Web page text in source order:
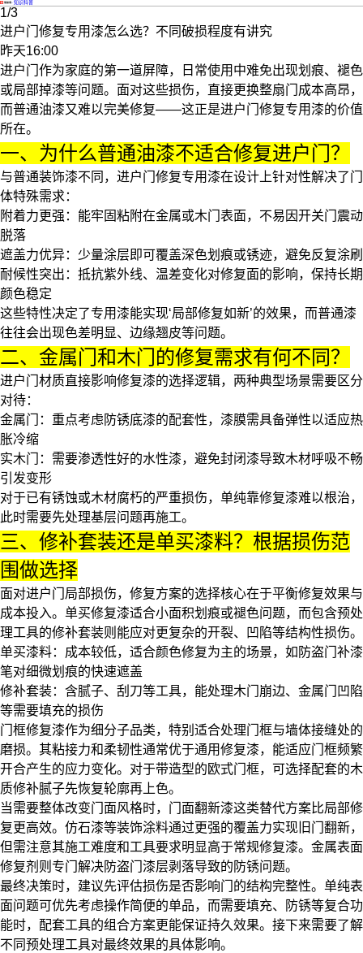
·知识科普
1/3
进户门修复专用漆怎么选？不同破损程度有讲究
昨天16:00
进户门作为家庭的第一道屏障，日常使用中难免出现划痕、褪色
或局部掉漆等问题。面对这些损伤，直接更换整扇门成本高昂，
而普通油漆又难以完美修复——这正是进户门修复专用漆的价值
所在。
一、为什么普通油漆不适合修复进户门？
与普通装饰漆不同，进户门修复专用漆在设计上针对性解决了门
体特殊需求：
附着力更强：能牢固粘附在金属或木门表面，不易因开关门震动
脱落
遮盖力优异：少量涂层即可覆盖深色划痕或锈迹，避免反复涂刷
耐候性突出：抵抗紫外线、温差变化对修复面的影响，保持长期
颜色稳定
这些特性决定了专用漆能实现‘局部修复如新’的效果，而普通漆
往往会出现色差明显、边缘翘皮等问题。
二、金属门和木门的修复需求有何不同？
进户门材质直接影响修复漆的选择逻辑，两种典型场景需要区分
对待：
金属门：重点考虑 防锈底漆的配套性，漆膜需具备弹性以适应热
胀冷缩
实木门：需要渗透性好的水性漆，避免封闭漆导致木材呼吸不畅
引发变形
对于已有锈蚀或木材腐朽的严重损伤，单纯靠修复漆难以根治，
此时需要先处理基层问题再施工。
三、修补套装还是单买漆料？根据损伤范
围做选择
面对进户门局部损伤，修复方案的选择核心在于平衡修复效果与
成本投入。单买修复漆适合小面积划痕或褪色问题，而包含预处
理工具的修补套装则能应对更复杂的开裂、凹陷等结构性损伤。
单买漆料：成本较低，适合颜色修复为主的场景，如 防盗门补漆
笔对细微划痕的快速遮盖
修补套装：含腻子、 刮刀等工具，能处理木门崩边、金属门凹陷
等需要填充的损伤
门框修复漆作为细分子品类，特别适合处理门框与墙体接缝处的
磨损。其粘接力和柔韧性通常优于通用修复漆，能适应门框频繁
开合产生的应力变化。对于带造型的欧式门框，可选择配套的木
质修补腻子先恢复轮廓再上色。
当需要整体改变门面风格时，门面翻新漆这类替代方案比局部修
复更高效。仿石漆等装饰涂料通过更强的覆盖力实现旧门翻新，
但需注意其施工难度和工具要求明显高于常规修复漆。 金属表面
修复剂 则专门解决防盗门漆层剥落导致的防锈问题。
最终决策时，建议先评估损伤是否影响门的结构完整性。单纯表
面问题可优先考虑操作简便的单品，而需要填充、防锈等复合功
能时，配套工具的组合方案更能保证持久效果。接下来需要了解
不同预处理工具对最终效果的具体影响。